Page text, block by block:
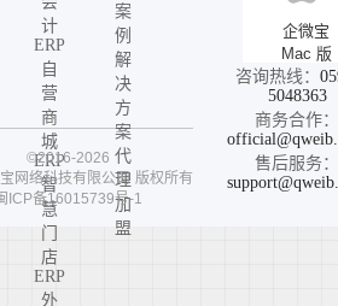
计
ERP
自
营
商
城
ERP
智
慧
门
店
ERP
外
案
例
解
决
方
案
代
理
加
盟
企微宝
Mac 版
咨询热线：
5048363
商务合作：
售后服务：
©2016-2026
网络科技有限公司 版权所有
ICP备16015739号-1